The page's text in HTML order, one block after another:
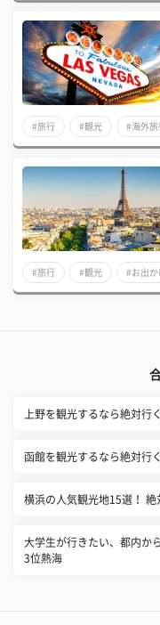
#旅行 #観光 #海外旅
#旅行 #観光 #お出か
上野を観光するなら絶対行
函館を観光するなら絶対行
横浜の人気観光地15選！ 絶
大学生が行きたい、都内か
3位熱海